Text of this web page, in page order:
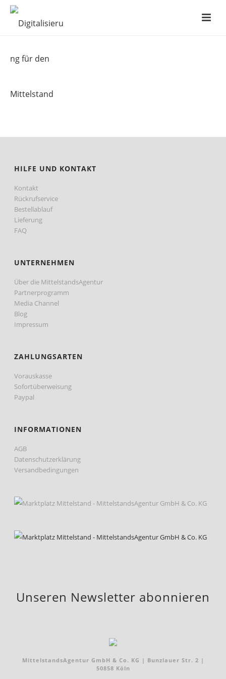
HILFE UND KONTAKT
Kontakt
Rückrufservice
Bestellablauf
Lieferung
FAQ
UNTERNEHMEN
Über die MittelstandsAgentur
Partnerprogramm
Media Channel
Blog
Impressum
ZAHLUNGSARTEN
Vorauskasse
Sofortüberweisung
Paypal
INFORMATIONEN
AGB
Datenschutzerklärung
Versandbedingungen
Unseren Newsletter abonnieren
MittelstandsAgentur GmbH & Co. KG | Bunzlauer Str. 2 |
50858 Köln